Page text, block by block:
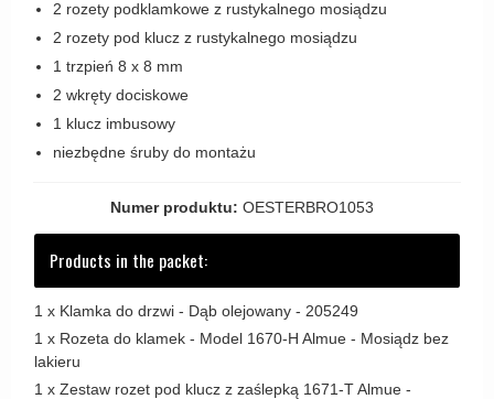
DND klamka
Klamka FSB
RANDI Classic Line Klamki
Turnstyle Designs Klamki
Zewnętrzne klamki
Valli & Valli klamki
YOUNG lamki
2 rozety podklamkowe z rustykalnego mosiądzu
2 rozety pod klucz z rustykalnego mosiądzu
1 trzpień 8 x 8 mm
2 wkręty dociskowe
1 klucz imbusowy
niezbędne śruby do montażu
Numer produktu: OESTERBRO1053
Products in the packet:
1 x Klamka do drzwi - Dąb olejowany - 205249
1 x Rozeta do klamek - Model 1670-H Almue - Mosiądz bez
lakieru
1 x Zestaw rozet pod klucz z zaślepką 1671-T Almue -